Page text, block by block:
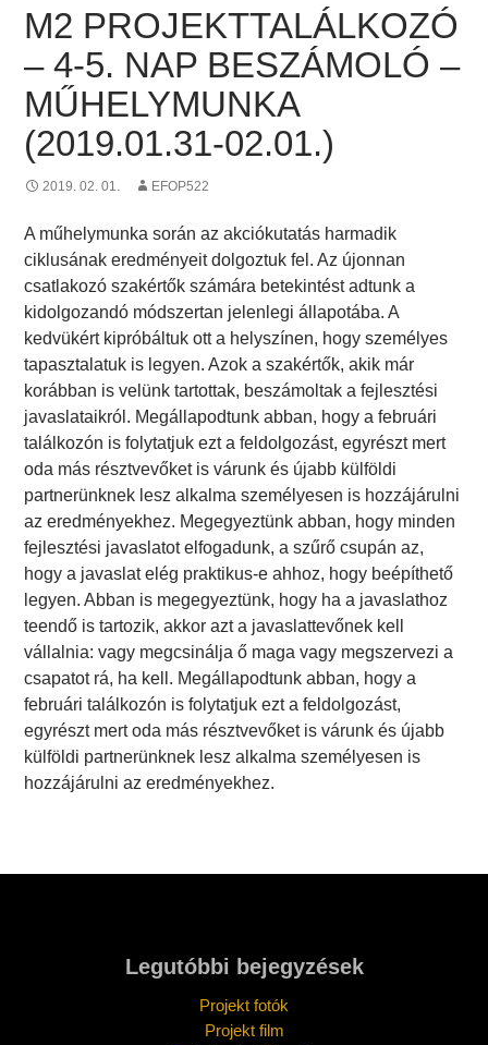
M2 PROJEKTTALÁLKOZÓ
– 4-5. NAP BESZÁMOLÓ –
MŰHELYMUNKA
(2019.01.31-02.01.)
2019. 02. 01. EFOP522
A műhelymunka során az akciókutatás harmadik
ciklusának eredményeit dolgoztuk fel. Az újonnan
csatlakozó szakértők számára betekintést adtunk a
kidolgozandó módszertan jelenlegi állapotába. A
kedvükért kipróbáltuk ott a helyszínen, hogy személyes
tapasztalatuk is legyen. Azok a szakértők, akik már
korábban is velünk tartottak, beszámoltak a fejlesztési
javaslataikról. Megállapodtunk abban, hogy a februári
találkozón is folytatjuk ezt a feldolgozást, egyrészt mert
oda más résztvevőket is várunk és újabb külföldi
partnerünknek lesz alkalma személyesen is hozzájárulni
az eredményekhez. Megegyeztünk abban, hogy minden
fejlesztési javaslatot elfogadunk, a szűrő csupán az,
hogy a javaslat elég praktikus-e ahhoz, hogy beépíthető
legyen. Abban is megegyeztünk, hogy ha a javaslathoz
teendő is tartozik, akkor azt a javaslattevőnek kell
vállalnia: vagy megcsinálja ő maga vagy megszervezi a
csapatot rá, ha kell. Megállapodtunk abban, hogy a
februári találkozón is folytatjuk ezt a feldolgozást,
egyrészt mert oda más résztvevőket is várunk és újabb
külföldi partnerünknek lesz alkalma személyesen is
hozzájárulni az eredményekhez.
Legutóbbi bejegyzések
Projekt fotók
Projekt film